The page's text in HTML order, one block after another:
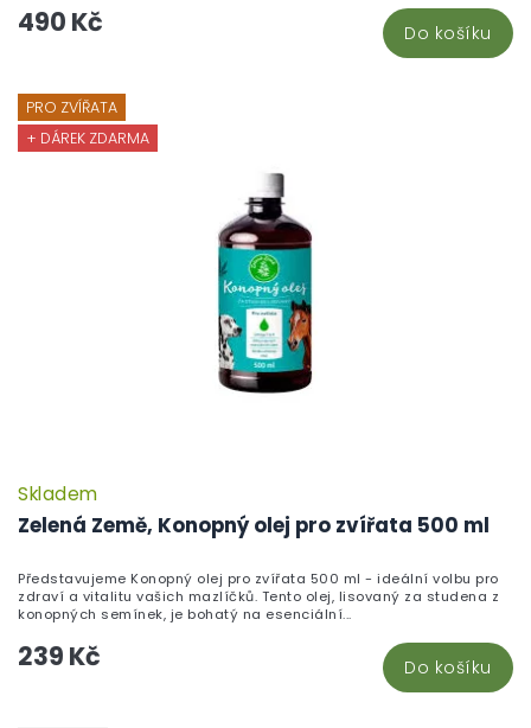
490 Kč Do košíku
PRO ZVÍŘATA
+ DÁREK ZDARMA
Zelená Země, Konopný olej pro zvířata 500 ml
Skladem
239 Kč Do košíku
Představujeme Konopný olej pro zvířata 500 ml - ideální volbu pro
zdraví a vitalitu vašich mazlíčků. Tento olej, lisovaný za studena z
konopných semínek, je bohatý na esenciální...